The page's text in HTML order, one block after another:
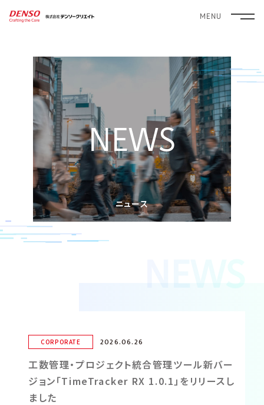
MENU
NEWS
ニュース
NEWS
CORPORATE 2026.06.26
工数管理・プロジェクト統合管理ツール新バー
ジョン「TimeTracker RX 1.0.1」をリリースし
ました